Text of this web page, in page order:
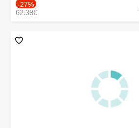
-27%
62.38€